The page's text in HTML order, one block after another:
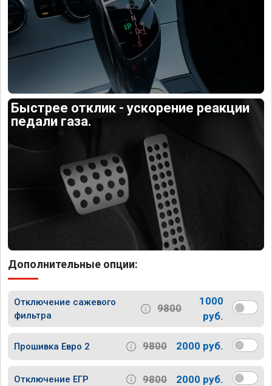
Быстрее отклик - ускорение реакции
педали газа.
Дополнительные опции:
Отключение сажевого
фильтра
9800
1000
руб.
Прошивка Евро 2 9800 2000 руб.
Отключение ЕГР 9800 2000 руб.